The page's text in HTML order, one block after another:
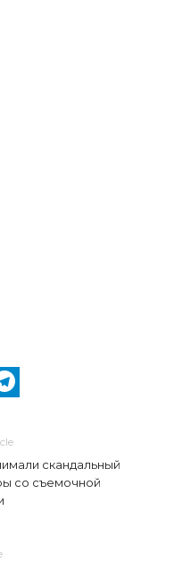
скандальный
со съемочной